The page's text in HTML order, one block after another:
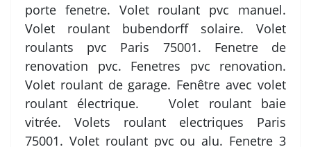
porte fenetre. Volet roulant pvc manuel.
Volet roulant bubendorff solaire. Volet
roulants pvc Paris 75001. Fenetre de
renovation pvc. Fenetres pvc renovation.
Volet roulant de garage. Fenêtre avec volet
roulant électrique. Volet roulant baie
vitrée. Volets roulant electriques Paris
75001. Volet roulant pvc ou alu. Fenetre 3